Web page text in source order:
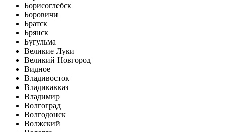
Борисоглебск
Боровичи
Братск
Брянск
Бугульма
Великие Луки
Великий Новгород
Видное
Владивосток
Владикавказ
Владимир
Волгоград
Волгодонск
Волжский